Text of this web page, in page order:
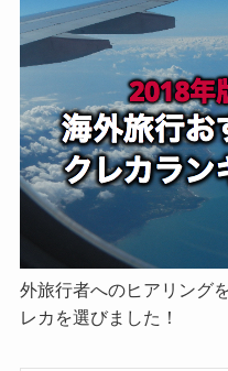
外旅行者へのヒアリング
レカを選びました！